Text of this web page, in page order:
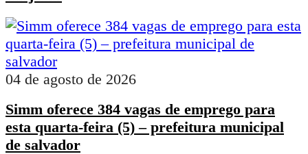
04 de agosto de 2026
Simm oferece 384 vagas de emprego para
esta quarta-feira (5) – prefeitura municipal
de salvador